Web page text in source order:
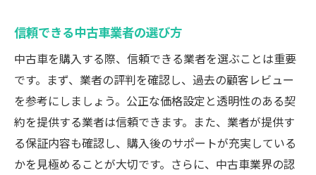
信頼できる中古車業者の選び方
中古車を購入する際、信頼できる業者を選ぶことは重要
です。まず、業者の評判を確認し、過去の顧客レビュー
を参考にしましょう。公正な価格設定と透明性のある契
約を提供する業者は信頼できます。また、業者が提供す
る保証内容も確認し、購入後のサポートが充実している
かを見極めることが大切です。さらに、中古車業界の認